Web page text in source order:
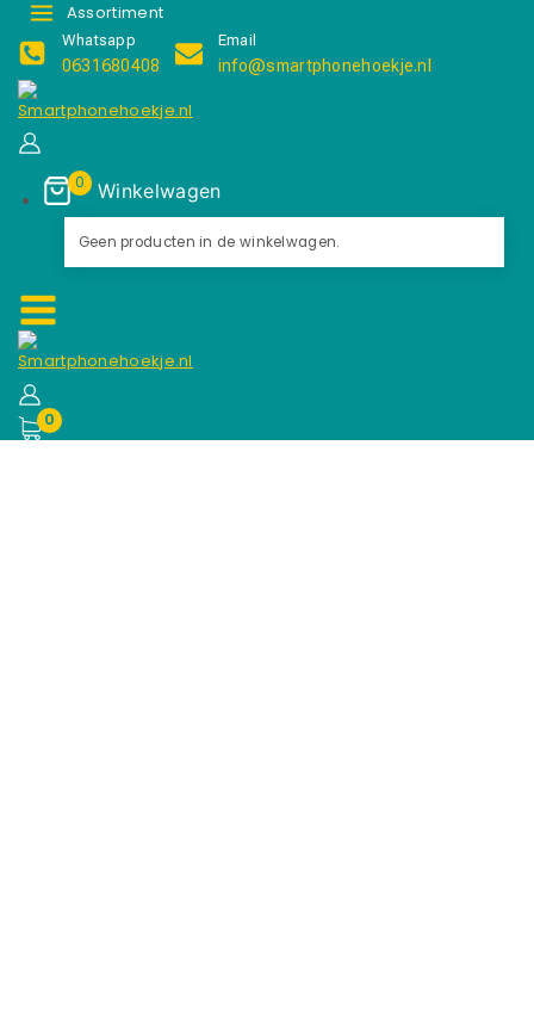
Assortiment
Whatsapp
0631680408
Email
info@smartphonehoekje.nl
0 Winkelwagen
Geen producten in de winkelwagen.
0